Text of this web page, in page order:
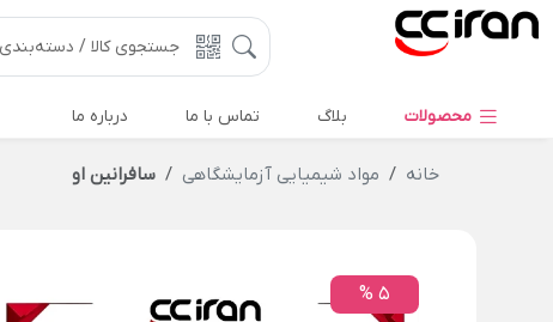
محصولات بلاگ تماس با ما درباره ما
خانه مواد شیمیایی آزمایشگاهی سافرانین او
5 %